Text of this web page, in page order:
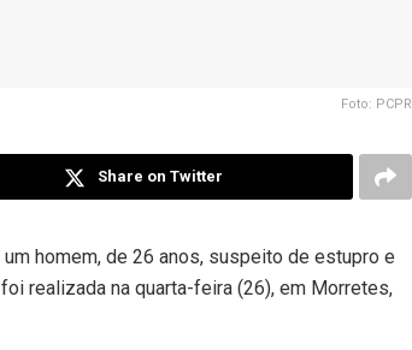
Foto: PCPR
Share on Twitter
homem, de 26 anos, suspeito de estupro e
realizada na quarta-feira (26), em Morretes,